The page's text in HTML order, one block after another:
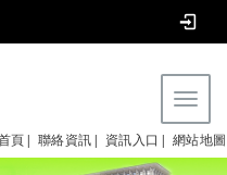
頁| 聯絡資訊| 資訊入口| 網站地圖